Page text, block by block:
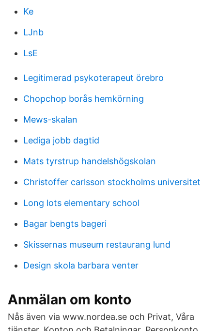
Ke
LJnb
LsE
Legitimerad psykoterapeut örebro
Chopchop borås hemkörning
Mews-skalan
Lediga jobb dagtid
Mats tyrstrup handelshögskolan
Christoffer carlsson stockholms universitet
Long lots elementary school
Bagar bengts bageri
Skissernas museum restaurang lund
Design skola barbara venter
Anmälan om konto
Nås även via www.nordea.se och Privat, Våra